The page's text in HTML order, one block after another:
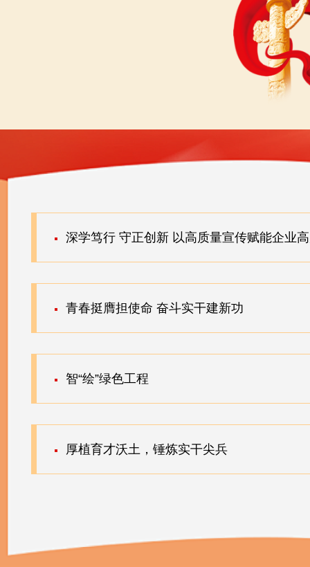
深学笃行 守正创新 以高质量宣传赋能企业
青春挺膺担使命 奋斗实干建新功
智“绘”绿色工程
厚植育才沃土，锤炼实干尖兵